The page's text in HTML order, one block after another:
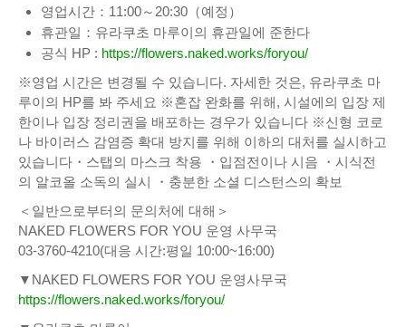
영업시간：11:00～20:30（예정）
휴관일：유라쿠초 마루이의 휴관일에 준한다
공식 HP : https://flowers.naked.works/foryou/
※영업 시간은 변경될 수 있습니다. 자세한 것은, 유라쿠초 마
루이의 HP를 봐 주세요 ※혼잡 완화를 위해, 시설에의 입장 제
한이나 입장 정리권을 배포하는 경우가 있습니다 ※신형 코로
나 바이러스 감염증 확대 방지를 위해 이하의 대처를 실시하고
있습니다・스탭의 마스크 착용 ・입점전이나 시음 ・시식전
의 알코올 소독의 실시 ・충분한 소셜 디스턴스의 확보
＜일반으로부터의 문의처에 대해＞
NAKED FLOWERS FOR YOU 운영 사무국
03-3760-4210(대응 시간:평일 10:00~16:00)
▼NAKED FLOWERS FOR YOU 운영사무국
https://flowers.naked.works/foryou/